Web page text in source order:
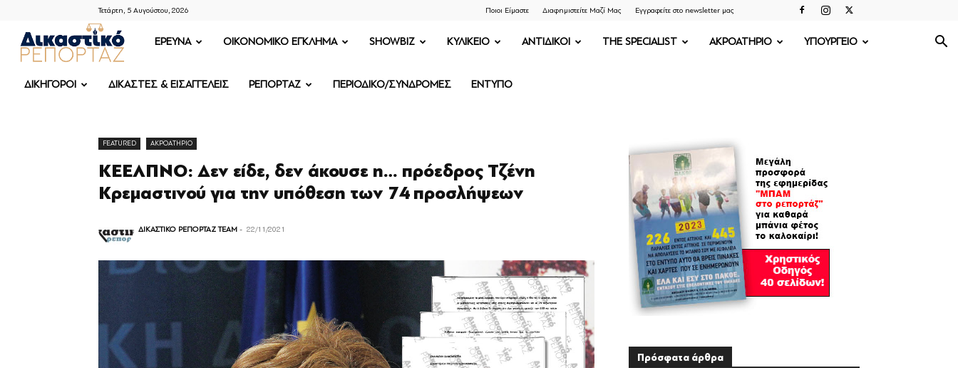
Τετάρτη, 5 Αυγούστου, 2026 Ποιοι Είμαστε Διαφημιστείτε Μαζί Μας Εγγραφείτε στο newsletter μας
ΔΙΚΑΣΤΙΚΟ
ΡΕΠΟΡΤΑΖ
ΕΡΕΥΝΑ OIKONOMIKO ΕΓΚΛΗΜΑ SHOWBIZ ΚΥΛΙΚΕΙΟ ΑΝΤΙΔΙΚΟΙ THE SPECIALIST ΑΚΡΟΑΤΗΡΙΟ ΥΠΟΥΡΓΕΙΟ
ΔΙΚΗΓΟΡΟΙ ΔΙΚΑΣΤΕΣ & ΕΙΣΑΓΓΕΛΕΙΣ ΡΕΠΟΡΤΑΖ ΠΕΡΙΟΔΙΚΟ/ΣΥΝΔΡΟΜΕΣ ΕΝΤΥΠΟ
FEATURED ΑΚΡΟΑΤΗΡΙΟ
ΚΕΕΛΠΝΟ: Δεν είδε, δεν άκουσε η… πρόεδρος Τζένη
Κρεμαστινού για την υπόθεση των 74 προσλήψεων
ΔΙΚΑΣΤΙΚΟ ΡΕΠΟΡΤΑΖ TEAM - 22/11/2021
Πρόσφατα άρθρα